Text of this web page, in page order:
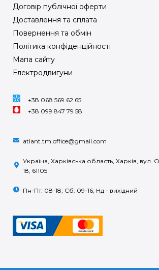
Договір публічної оферти
Доставлення та сплата
Повернення та обмін
Політика конфіденційності
Мапа сайту
Електродвигуни
+38 068 569 62 65
+38 099 847 79 58
atlant.tm.office@gmail.com
Україна, Харківська область, Харків, вул.
18, 61105
Пн-Пт: 08-18; Сб: 09-16; Нд - вихідний